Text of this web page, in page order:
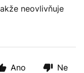
neovlivňuje
Ano Ne